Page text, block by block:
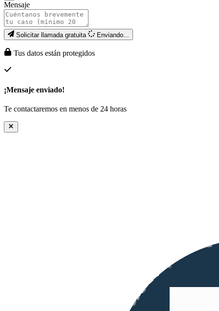
Mensaje
Solicitar llamada gratuita Enviando...
Tus datos están protegidos
¡Mensaje enviado!
Te contactaremos en menos de 24 horas